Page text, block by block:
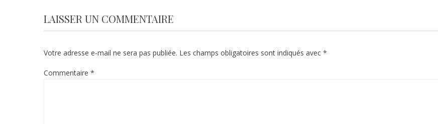
LAISSER UN COMMENTAIRE
Votre adresse e-mail ne sera pas publiée. Les champs obligatoires sont indiqués avec *
Commentaire *